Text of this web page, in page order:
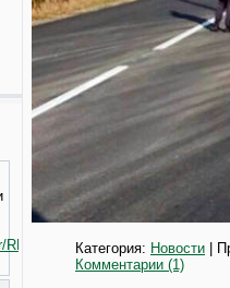
Категория: Новости |
Комментарии (1)